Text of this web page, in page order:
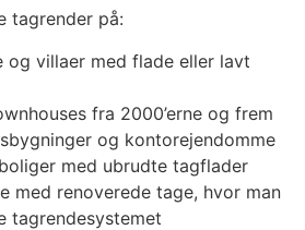
tagrender på:
og villaer med flade eller lavt
fra 2000’erne og frem
og kontorejendomme
med ubrudte tagflader
med renoverede tage, hvor man
tagrendesystemet